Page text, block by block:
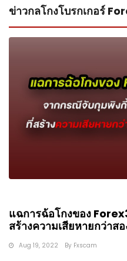
ข่าวกลโกงโบรกเกอร์
แฉการฉ้อโกงของ
สร้างความเสียหายกว่าส
Aug 19, 2022 By Fxscam